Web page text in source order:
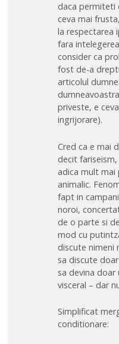
daca permiteti
ceva mai
la respectarea
fara
consider ca
fost de-a
articolul
priveste, e
ingrijorare).
Cred ca e mai
decit fariseism,
adica mult
animalic.
fapt in
noroi,
de o parte si
mod cu
discute nimeni
sa discute
sa devina doar
visceral – dar
Simplificat
conditionare: